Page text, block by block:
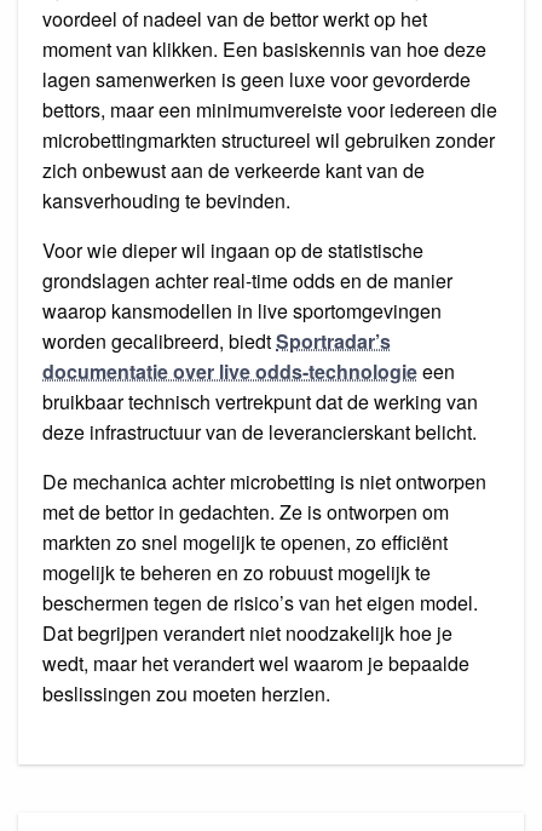
voordeel of nadeel van de bettor werkt op het
moment van klikken. Een basiskennis van hoe deze
lagen samenwerken is geen luxe voor gevorderde
bettors, maar een minimumvereiste voor iedereen die
microbettingmarkten structureel wil gebruiken zonder
zich onbewust aan de verkeerde kant van de
kansverhouding te bevinden.
Voor wie dieper wil ingaan op de statistische
grondslagen achter real-time odds en de manier
waarop kansmodellen in live sportomgevingen
worden gecalibreerd, biedtSportradar’s
documentatie over live odds-technologieeen
bruikbaar technisch vertrekpunt dat de werking van
deze infrastructuur van de leverancierskant belicht.
De mechanica achter microbetting is niet ontworpen
met de bettor in gedachten. Ze is ontworpen om
markten zo snel mogelijk te openen, zo efficiënt
mogelijk te beheren en zo robuust mogelijk te
beschermen tegen de risico’s van het eigen model.
Dat begrijpen verandert niet noodzakelijk hoe je
wedt, maar het verandert wel waarom je bepaalde
beslissingen zou moeten herzien.